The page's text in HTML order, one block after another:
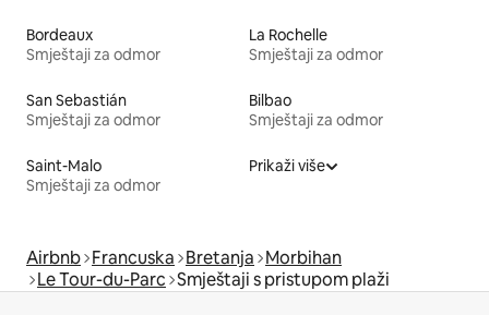
Bordeaux
Smještaji za odmor
La Rochelle
Smještaji za odmor
San Sebastián
Smještaji za odmor
Bilbao
Smještaji za odmor
Saint-Malo
Smještaji za odmor
Prikaži više
Airbnb Francuska Bretanja Morbihan
Le Tour-du-Parc Smještaji s pristupom plaži